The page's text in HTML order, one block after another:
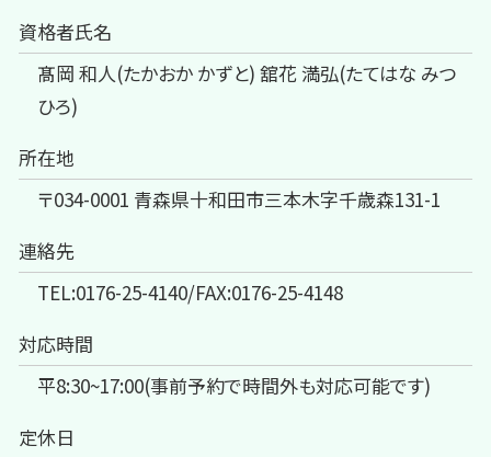
資格者氏名
髙岡 和人(たかおか かずと) 舘花 満弘(たてはな みつ
ひろ)
所在地
〒034-0001 青森県十和田市三本木字千歳森131-1
連絡先
TEL:0176-25-4140/FAX:0176-25-4148
対応時間
平8:30~17:00(事前予約で時間外も対応可能です)
定休日